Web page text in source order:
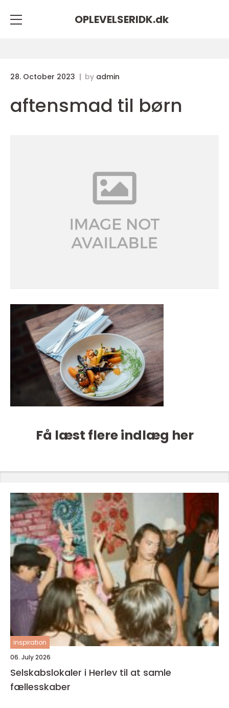
OPLEVELSERIDK.dk
28. October 2023 by admin
aftensmad til børn
Få læst flere indlæg her
inspiration
06. July 2026
Selskabslokaler i Herlev til at samle
fællesskaber